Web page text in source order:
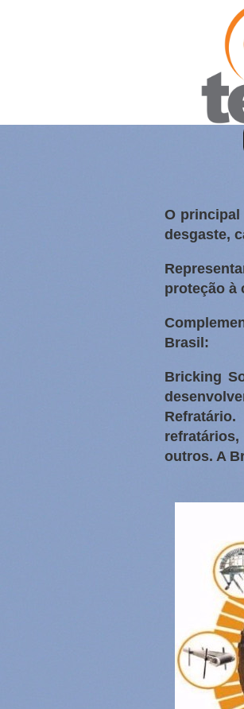
O principal
desgaste,
proteção à
Brasil:
Bricking
outros. A